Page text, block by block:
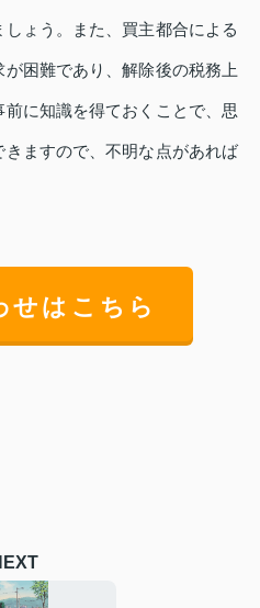
ょう。また、買主都合による
困難であり、解除後の税務上
に知識を得ておくことで、思
ますので、不明な点があれば
せはこちら